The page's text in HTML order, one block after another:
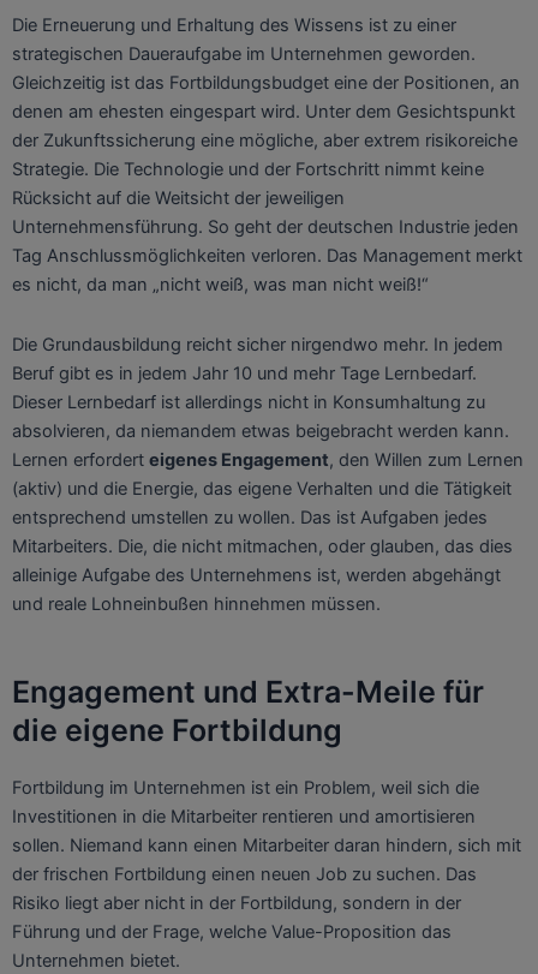
Die Erneuerung und Erhaltung des Wissens ist zu einer
strategischen Daueraufgabe im Unternehmen geworden.
Gleichzeitig ist das Fortbildungsbudget eine der Positionen, an
denen am ehesten eingespart wird. Unter dem Gesichtspunkt
der Zukunftssicherung eine mögliche, aber extrem risikoreiche
Strategie. Die Technologie und der Fortschritt nimmt keine
Rücksicht auf die Weitsicht der jeweiligen
Unternehmensführung. So geht der deutschen Industrie jeden
Tag Anschlussmöglichkeiten verloren. Das Management merkt
es nicht, da man „nicht weiß, was man nicht weiß!“
Die Grundausbildung reicht sicher nirgendwo mehr. In jedem
Beruf gibt es in jedem Jahr 10 und mehr Tage Lernbedarf.
Dieser Lernbedarf ist allerdings nicht in Konsumhaltung zu
absolvieren, da niemandem etwas beigebracht werden kann.
Lernen erfordert eigenes Engagement, den Willen zum Lernen
(aktiv) und die Energie, das eigene Verhalten und die Tätigkeit
entsprechend umstellen zu wollen. Das ist Aufgaben jedes
Mitarbeiters. Die, die nicht mitmachen, oder glauben, das dies
alleinige Aufgabe des Unternehmens ist, werden abgehängt
und reale Lohneinbußen hinnehmen müssen.
Engagement und Extra-Meile für
die eigene Fortbildung
Fortbildung im Unternehmen ist ein Problem, weil sich die
Investitionen in die Mitarbeiter rentieren und amortisieren
sollen. Niemand kann einen Mitarbeiter daran hindern, sich mit
der frischen Fortbildung einen neuen Job zu suchen. Das
Risiko liegt aber nicht in der Fortbildung, sondern in der
Führung und der Frage, welche Value-Proposition das
Unternehmen bietet.